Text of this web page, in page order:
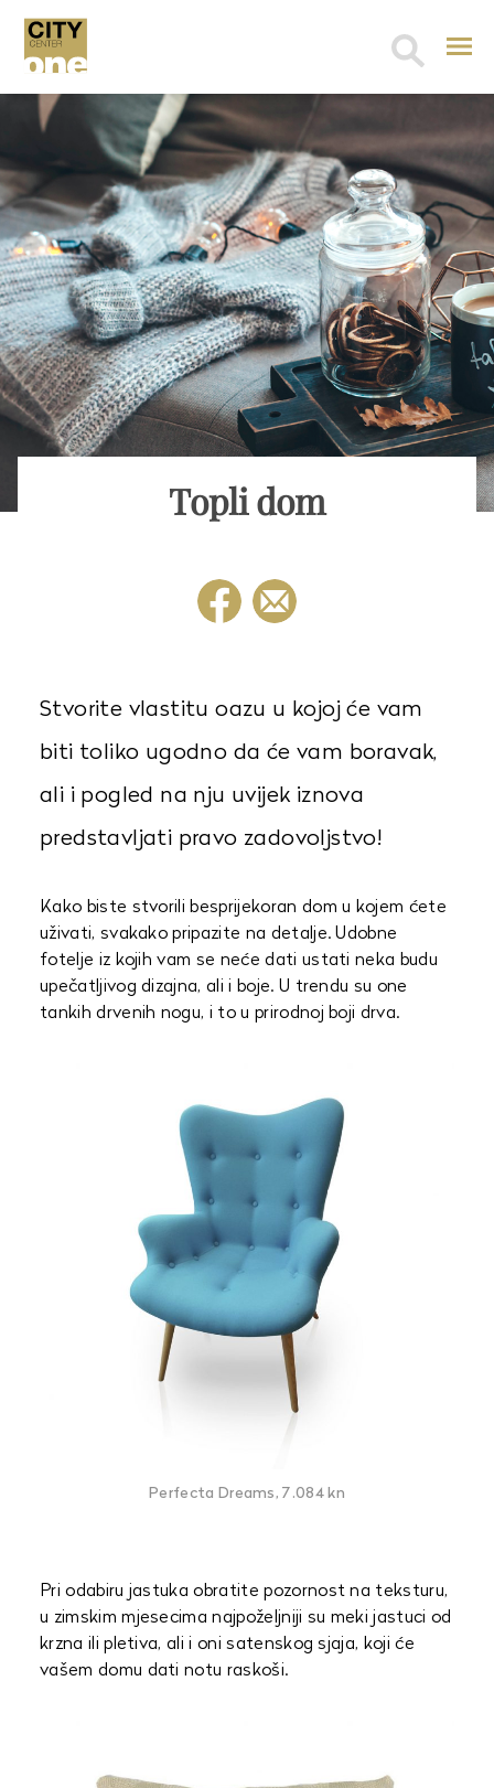
Search
Topli dom
Stvorite vlastitu oazu u kojoj će vam
biti toliko ugodno da će vam boravak,
ali i pogled na nju uvijek iznova
predstavljati pravo zadovoljstvo!
Kako biste stvorili besprijekoran dom u kojem ćete
uživati, svakako pripazite na detalje. Udobne
fotelje iz kojih vam se neće dati ustati neka budu
upečatljivog dizajna, ali i boje. U trendu su one
tankih drvenih nogu, i to u prirodnoj boji drva.
Perfecta Dreams, 7.084 kn
Pri odabiru jastuka obratite pozornost na teksturu,
u zimskim mjesecima najpoželjniji su meki jastuci od
krzna ili pletiva, ali i oni satenskog sjaja, koji će
vašem domu dati notu raskoši.